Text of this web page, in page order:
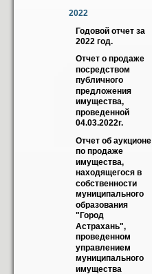
2022
Годовой отчет за
2022 год.
Отчет о продаже
посредством
публичного
предложения
имущества,
проведенной
04.03.2022г.
Отчет об аукционе
по продаже
имущества,
находящегося в
собственности
муниципального
образования
"Город
Астрахань",
проведенном
управлением
муниципального
имущества